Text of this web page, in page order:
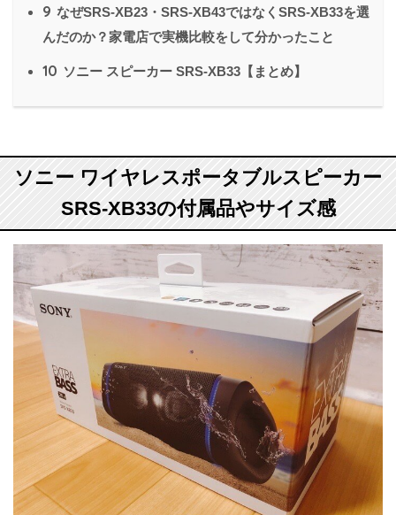
9 なぜSRS-XB23・SRS-XB43ではなくSRS-XB33を選
んだのか？家電店で実機比較をして分かったこと
10 ソニー スピーカー SRS-XB33【まとめ】
ソニー ワイヤレスポータブルスピーカー
SRS-XB33の付属品やサイズ感